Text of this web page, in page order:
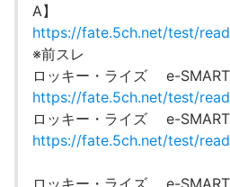
A】
https://fate.5ch.net/test/
※前スレ
ロッキー・ライズ e-
https://fate.5ch.net/test/
ロッキー・ライズ e-
https://fate.5ch.net/test/